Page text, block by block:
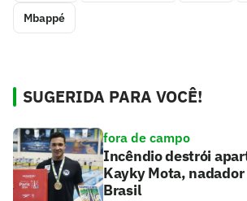
Mbappé
SUGERIDA PARA VOCÊ!
fora de campo
Incêndio destrói
Kayky Mota,
Brasil